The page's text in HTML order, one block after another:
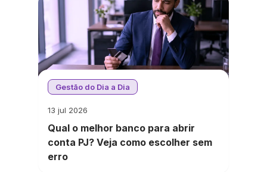
Gestão do Dia a Dia
13 jul 2026
Qual o melhor banco para abrir
conta PJ? Veja como escolher sem
erro